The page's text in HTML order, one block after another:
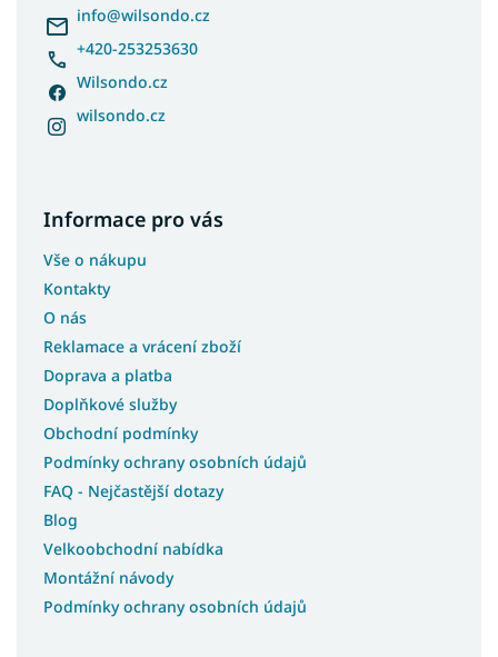
info@wilsondo.cz
+420-253253630
Wilsondo.cz
wilsondo.cz
Informace pro vás
Vše o nákupu
Kontakty
O nás
Reklamace a vrácení zboží
Doprava a platba
Doplňkové služby
Obchodní podmínky
Podmínky ochrany osobních údajů
FAQ - Nejčastější dotazy
Blog
Velkoobchodní nabídka
Montážní návody
Podmínky ochrany osobních údajů